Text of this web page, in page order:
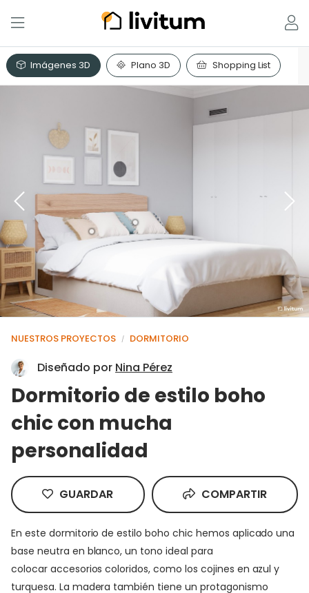
Imágenes 3D Plano 3D Shopping List
NUESTROS PROYECTOS / DORMITORIO
Diseñado por Nina Pérez
Dormitorio de estilo boho
chic con mucha
personalidad
GUARDAR COMPARTIR
En este dormitorio de estilo boho chic hemos aplicado una
base neutra en blanco, un tono ideal para
colocar accesorios coloridos, como los cojines en azul y
turquesa. La madera también tiene un protagonismo